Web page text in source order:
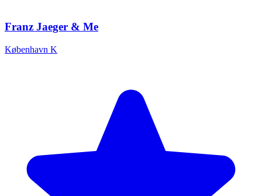
Franz Jaeger & Me
København K